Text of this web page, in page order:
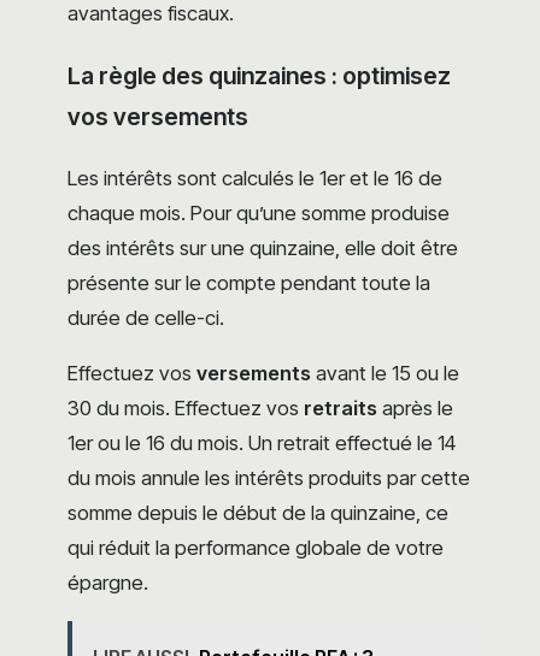
avantages fiscaux.
La règle des quinzaines : optimisez
vos versements
Les intérêts sont calculés le 1er et le 16 de
chaque mois. Pour qu’une somme produise
des intérêts sur une quinzaine, elle doit être
présente sur le compte pendant toute la
durée de celle-ci.
Effectuez vos versements avant le 15 ou le
30 du mois. Effectuez vos retraits après le
1er ou le 16 du mois. Un retrait effectué le 14
du mois annule les intérêts produits par cette
somme depuis le début de la quinzaine, ce
qui réduit la performance globale de votre
épargne.